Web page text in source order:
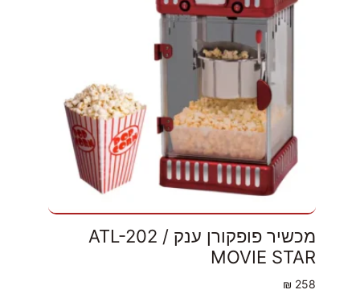
מכשיר פופקורן ענק ATL-202 /
MOVIE STAR
258
₪